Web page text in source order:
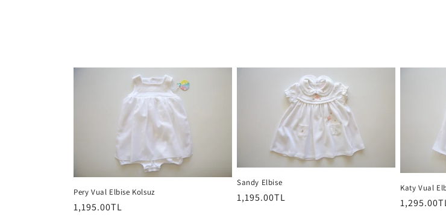
e
i
y
Pery Vual Elbise Kolsuz
Normal
1,195.00TL
Sandy Elbise
Normal
1,195.00TL
Katy Vual
Normal